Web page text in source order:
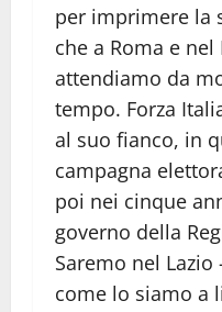
per imprimere la
che a Roma e nel
attendiamo da
tempo. Forza
al suo fianco, in
campagna
poi nei cinque
governo della
Saremo nel Lazio
come lo siamo a